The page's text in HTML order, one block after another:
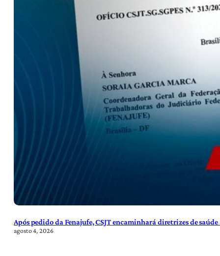
Após pedido da Fenajufe, CSJT encaminhará diretrizes de
agosto 4, 2026